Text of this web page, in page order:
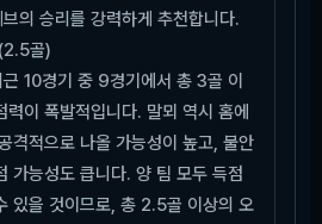
의 승리를 강력하게 추천합니다.
골)
10경기 중 9경기에서 총 3골 이
력이 폭발적입니다. 말뫼 역시 홈에
격적으로 나올 가능성이 높고, 불안
가능성도 큽니다. 양 팀 모두 득점
있을 것이므로, 총 2.5골 이상의 오